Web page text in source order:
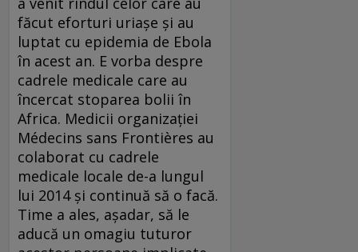
făcut eforturi uriaşe şi au
luptat cu epidemia de Ebola
în acest an. E vorba despre
cadrele medicale care au
încercat stoparea bolii în
Africa. Medicii organizaţiei
Médecins sans Frontières au
colaborat cu cadrele
medicale locale de-a lungul
lui 2014 şi continuă să o facă.
Time a ales, aşadar, să le
aducă un omagiu tuturor